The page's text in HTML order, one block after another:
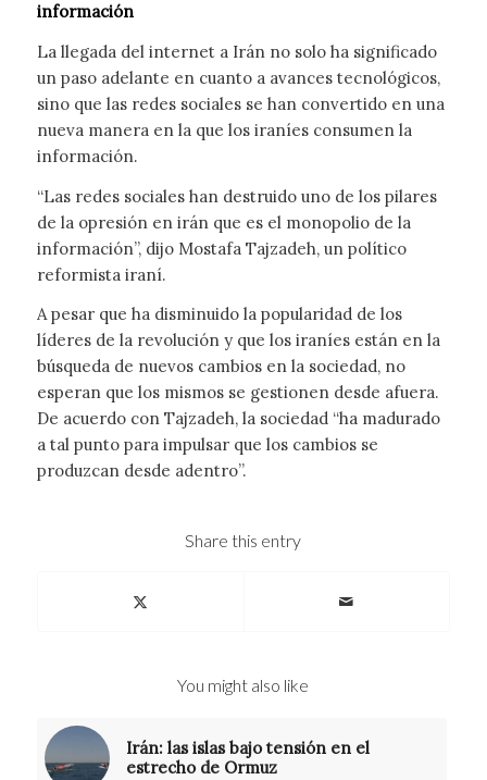
información
La llegada del internet a Irán no solo ha significado
un paso adelante en cuanto a avances tecnológicos,
sino que las redes sociales se han convertido en una
nueva manera en la que los iraníes consumen la
información.
“Las redes sociales han destruido uno de los pilares
de la opresión en irán que es el monopolio de la
información”, dijo Mostafa Tajzadeh, un político
reformista iraní.
A pesar que ha disminuido la popularidad de los
líderes de la revolución y que los iraníes están en la
búsqueda de nuevos cambios en la sociedad, no
esperan que los mismos se gestionen desde afuera.
De acuerdo con Tajzadeh, la sociedad “ha madurado
a tal punto para impulsar que los cambios se
produzcan desde adentro”.
Share this entry
You might also like
Irán: las islas bajo tensión en el
estrecho de Ormuz